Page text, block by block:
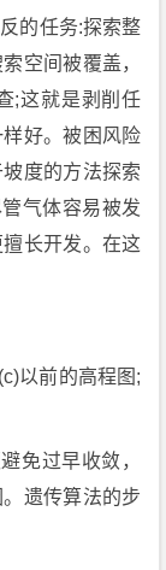
的任务:探索整
空间被覆盖，
;这就是剥削任
好。被困风险
度的方法探索
气体容易被发
长开发。在这
以前的高程图;
免过早收敛，
遗传算法的步